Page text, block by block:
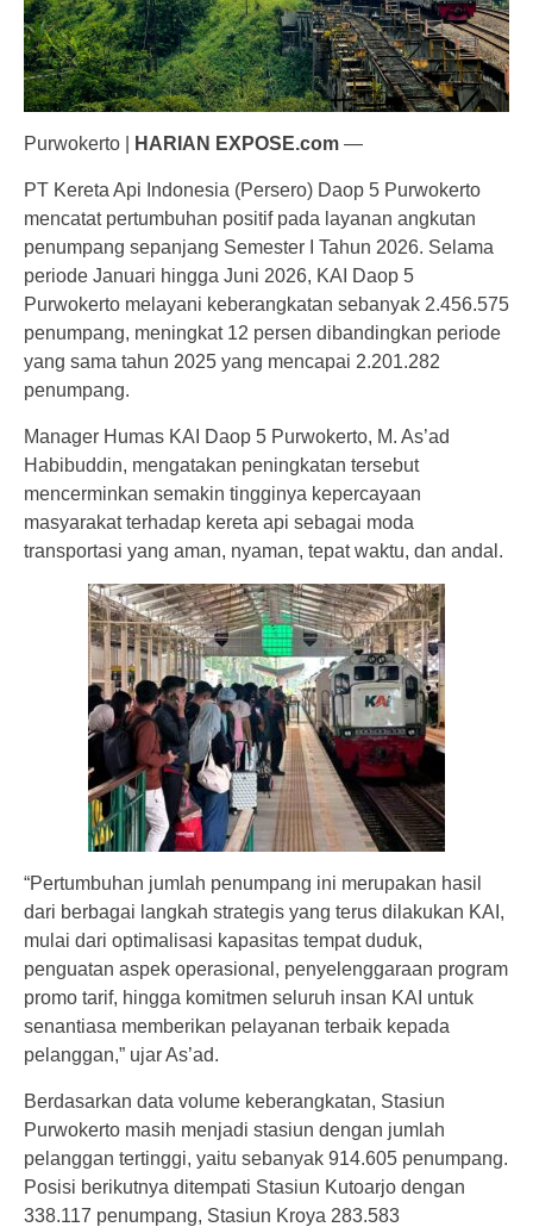
Purwokerto | HARIAN EXPOSE.com —
PT Kereta Api Indonesia (Persero) Daop 5 Purwokerto
mencatat pertumbuhan positif pada layanan angkutan
penumpang sepanjang Semester I Tahun 2026. Selama
periode Januari hingga Juni 2026, KAI Daop 5
Purwokerto melayani keberangkatan sebanyak 2.456.575
penumpang, meningkat 12 persen dibandingkan periode
yang sama tahun 2025 yang mencapai 2.201.282
penumpang.
Manager Humas KAI Daop 5 Purwokerto, M. As’ad
Habibuddin, mengatakan peningkatan tersebut
mencerminkan semakin tingginya kepercayaan
masyarakat terhadap kereta api sebagai moda
transportasi yang aman, nyaman, tepat waktu, dan andal.
“Pertumbuhan jumlah penumpang ini merupakan hasil
dari berbagai langkah strategis yang terus dilakukan KAI,
mulai dari optimalisasi kapasitas tempat duduk,
penguatan aspek operasional, penyelenggaraan program
promo tarif, hingga komitmen seluruh insan KAI untuk
senantiasa memberikan pelayanan terbaik kepada
pelanggan,” ujar As’ad.
Berdasarkan data volume keberangkatan, Stasiun
Purwokerto masih menjadi stasiun dengan jumlah
pelanggan tertinggi, yaitu sebanyak 914.605 penumpang.
Posisi berikutnya ditempati Stasiun Kutoarjo dengan
338.117 penumpang, Stasiun Kroya 283.583